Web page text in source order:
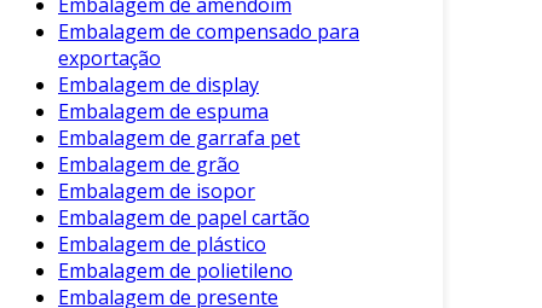
Versatilidade:Disponíveis em diversas
formas, como sacos, caixas e envelopes,
adaptam-se a diferentes produtos.
Customização:Podem ser facilmente
personalizadas, permitindo que as
empresas façam branding de forma eficaz.
Custo-efetividade:Muitas vezes, são
competitivas em preço em relação às
embalagens plásticas tradicionais.
Embalagem de compensado para
exportação
Embalagem de display
Embalagem de espuma
Embalagem de garrafa pet
Embalagem de grão
Embalagem de isopor
Embalagem de papel cartão
Embalagem de plástico
Embalagem de polietileno
Embalagem de presente